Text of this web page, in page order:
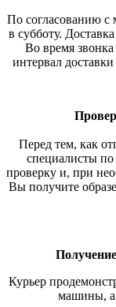
По согласованию с
в субботу.
Во время
интервал
Перед тем, как
специалисты
проверку и, при
Вы получите
Курьер
машины, а